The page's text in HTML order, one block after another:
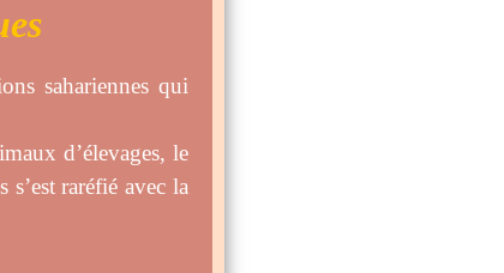
sahariennes qui
d’élevages, le
raréfié avec la